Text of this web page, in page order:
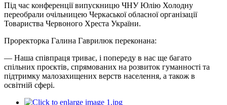
Під час конференції випускницю ЧНУ Юлію Холодну
переобрали очільницею Черкаської обласної організації
Товариства Червоного Хреста України.
Проректорка Галина Гаврилюк переконана:
— Наша співпраця триває, і попереду в нас ще багато
спільних проєктів, спрямованих на розвиток гуманності та
підтримку малозахищених верств населення, а також в
освітній сфері.